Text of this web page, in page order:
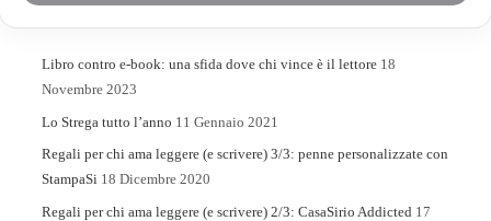
Libro contro e-book: una sfida dove chi vince è il lettore 18
Novembre 2023
Lo Strega tutto l’anno 11 Gennaio 2021
Regali per chi ama leggere (e scrivere) 3/3: penne personalizzate con
StampaSi 18 Dicembre 2020
Regali per chi ama leggere (e scrivere) 2/3: CasaSirio Addicted 17